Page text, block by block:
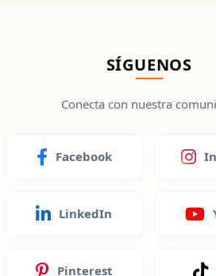
SÍGUENOS
Conecta con nuestra
Facebook
LinkedIn
Pinterest